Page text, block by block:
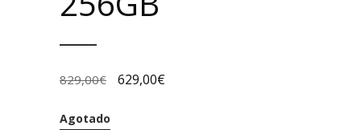
829,00€ 629,00€
Agotado